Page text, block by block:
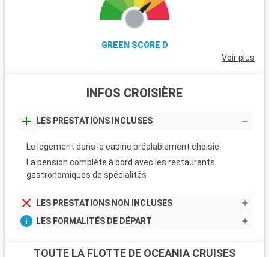
GREEN SCORE D
Voir plus
INFOS CROISIÈRE
LES PRESTATIONS INCLUSES
Le logement dans la cabine préalablement choisie
La pension complète à bord avec les restaurants
gastronomiques de spécialités
LES PRESTATIONS NON INCLUSES
LES FORMALITÉS DE DÉPART
TOUTE LA FLOTTE DE OCEANIA CRUISES